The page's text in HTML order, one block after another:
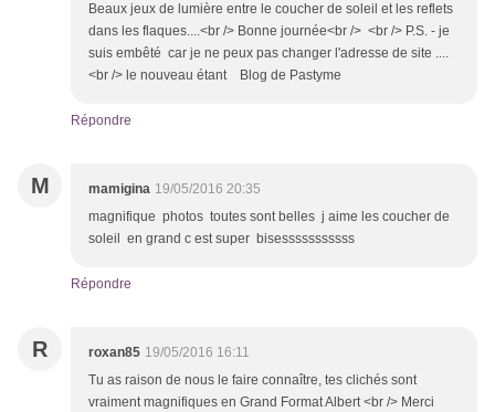
Beaux jeux de lumière entre le coucher de soleil et les reflets
dans les flaques....<br /> Bonne journée<br /> <br /> P.S. - je
suis embêté car je ne peux pas changer l'adresse de site ....
<br /> le nouveau étant Blog de Pastyme
Répondre
M mamigina 19/05/2016 20:35
magnifique photos toutes sont belles j aime les coucher de
soleil en grand c est super bisesssssssssss
Répondre
R roxan85 19/05/2016 16:11
Tu as raison de nous le faire connaître, tes clichés sont
vraiment magnifiques en Grand Format Albert <br /> Merci